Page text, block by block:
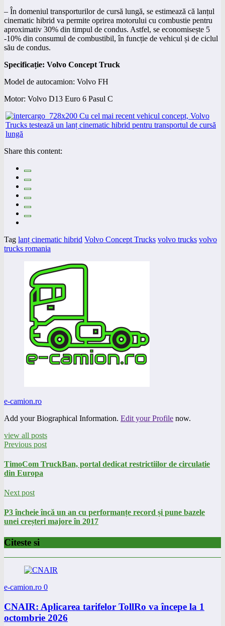
– În domeniul transporturilor de cursă lungă, se estimează că lanțul
cinematic hibrid va permite oprirea motorului cu combustie pentru
aproximativ 30% din timpul de condus. Astfel, se economisește 5
-10% din consumul de combustibil, în funcție de vehicul și de ciclul
său de condus.
Specificație: Volvo Concept Truck
Model de autocamion: Volvo FH
Motor: Volvo D13 Euro 6 Pasul C
Share this content:
Tag lanț cinematic hibrid Volvo Concept Trucks volvo trucks volvo
trucks romania
e-camion.ro
Add your Biographical Information. Edit your Profile now.
view all posts
Previous post
TimoCom TruckBan, portal dedicat restrictiilor de circulatie
din Europa
Next post
P3 încheie încă un an cu performanțe record și pune bazele
unei creșteri majore în 2017
Citeste si
e-camion.ro 0
CNAIR: Aplicarea tarifelor TollRo va începe la 1
octombrie 2026